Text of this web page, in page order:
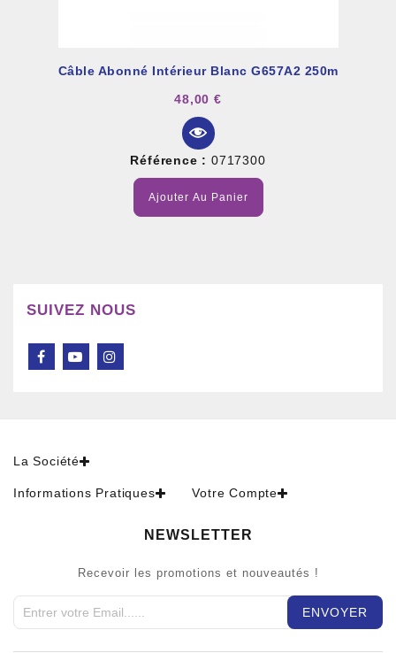
Câble Abonné Intérieur Blanc G657A2 250m
48,00 €
Référence : 0717300
Ajouter Au Panier
SUIVEZ NOUS
La Société
Informations Pratiques Votre Compte
NEWSLETTER
Recevoir les promotions et nouveautés !